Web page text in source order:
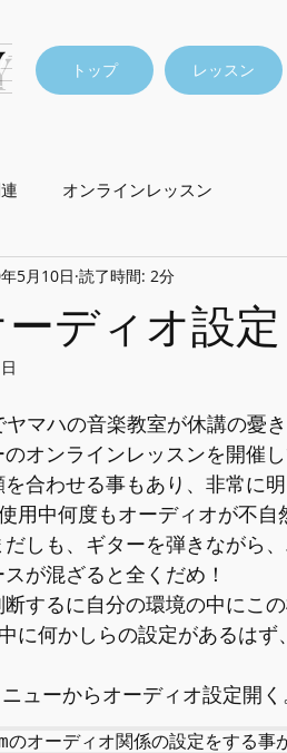
トップ レッスン
オンラインレッスン
ーディオ設定
5月10日 読了時間: 2分
マハの音楽教室が休講の憂
オンラインレッスンを開催
合わせる事もあり、非常に
用中何度もオーディオが不
しも、ギターを弾きながら
が混ざると全くだめ！
するに自分の環境の中にこ
に何かしらの設定があるはず
ューからオーディオ設定開く
のオーディオ関係の設定をする事